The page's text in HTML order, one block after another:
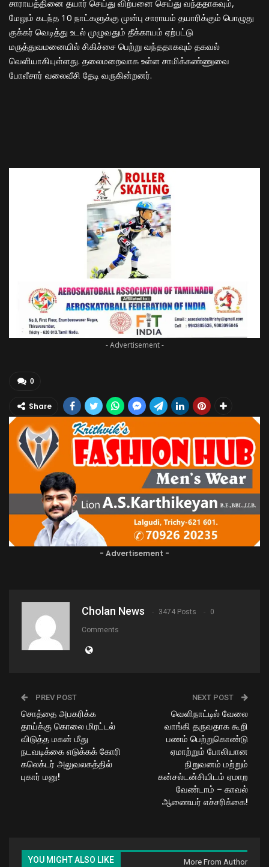
சாராயத்தினை தயார் செய்து விற்பனை செய்து வந்ததாகவும்,
மேலும் கடந்த 10 நாட்களுக்கு முன்பு சாராயம் தயாரிக்கும் பொழுது
குக்கர் வெடித்து உடல் முழுவதும் தீக்காயம் ஏற்பட்டு
மருத்துவமனையில் சிகிச்சை பெற்று வந்ததாகவும் தகவல்
வெளியாகியுள்ளது. தலைமறைவாக உள்ள சாமிக்கண்ணுவை
போலீசார் வலைவீசி தேடி வருகின்றனர்.
- Advertisement -
0
Share
- Advertisement -
Cholan News 3474 Posts 0
Comments
PREV POST
சொத்தை அபகரிக்க
தாய்க்கு கொலை மிரட்டல்
விடுத்த மகன் மீது
நடவடிக்கை எடுக்கக் கோரி
கலெக்டர் அலுவலகத்தில்
புகார் மனு!
NEXT POST
வெளிநாட்டில் வேலை
வாங்கி தருவதாக கூறி
பணம் பெற்றுகொண்டு
ஏமாற்றும் போலியான
நிறுவனம் மற்றும்
கன்சல்டன்சியிடம் ஏமாற
வேண்டாம் – காவல்
ஆணையர் எச்சரிக்கை!
YOU MIGHT ALSO LIKE More From Author